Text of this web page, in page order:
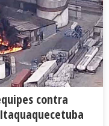
contra